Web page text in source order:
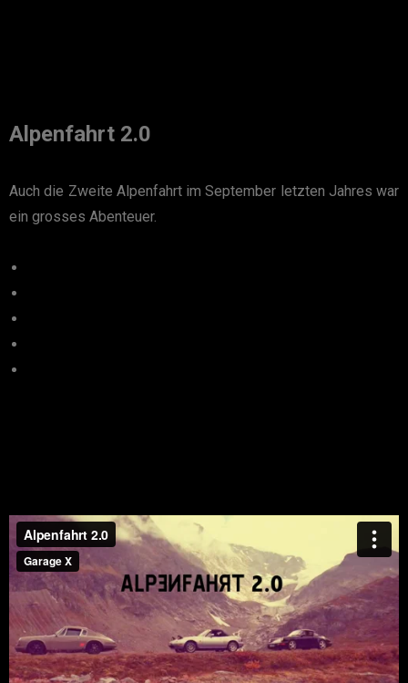
Alpenfahrt 2.0
Auch die Zweite Alpenfahrt im September letzten Jahres war
ein grosses Abenteuer.